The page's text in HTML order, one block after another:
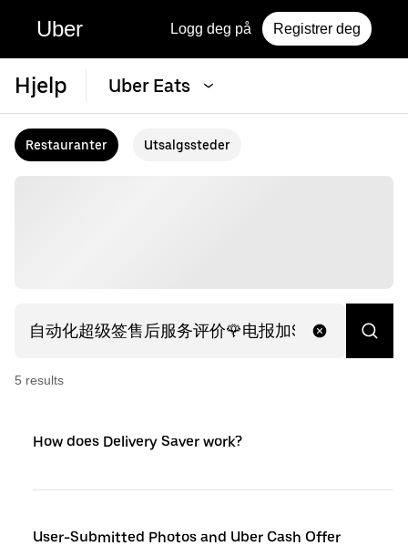
Uber Logg deg på Registrer deg
Hjelp Uber Eats
Restauranter Utsalgssteder
5 results
How does Delivery Saver work?
User-Submitted Photos and Uber Cash Offer